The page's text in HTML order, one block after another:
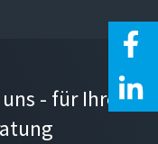
- für Ihre